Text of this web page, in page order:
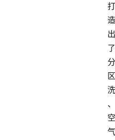
打
造
出
了
分
区
洗
、
空
气